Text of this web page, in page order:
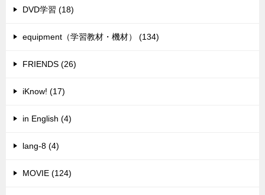
DVD学習 (18)
equipment（学習教材・機材） (134)
FRIENDS (26)
iKnow! (17)
in English (4)
lang-8 (4)
MOVIE (124)